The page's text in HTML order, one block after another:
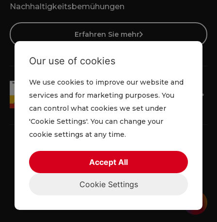
Nachhaltigkeitsbemühungen
Erfahren Sie mehr
Geschäftsbedingungen
© 2026 Lowe Rental. Alle Rechte vorbehalten.
Our use of cookies
We use cookies to improve our website and
services and for marketing purposes. You
can control what cookies we set under
'Cookie Settings'. You can change your
cookie settings at any time.
Cookie Settings
Accept All